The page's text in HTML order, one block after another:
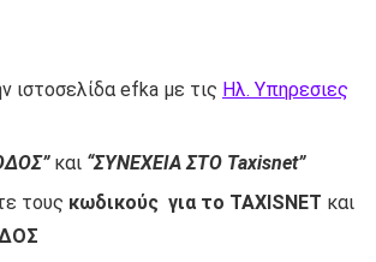
ιστοσελίδα efka με τις Ηλ. Υπηρεσιες
και “ΣΥΝΕΧΕΙΑ ΣΤΟ Taxisnet”
τους κωδικούς για το TAXISNET και